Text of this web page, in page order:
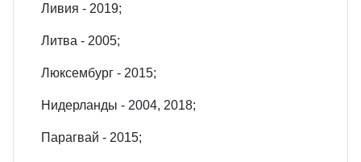
Ливия - 2019;
Литва - 2005;
Люксембург - 2015;
Нидерланды - 2004, 2018;
Парагвай - 2015;